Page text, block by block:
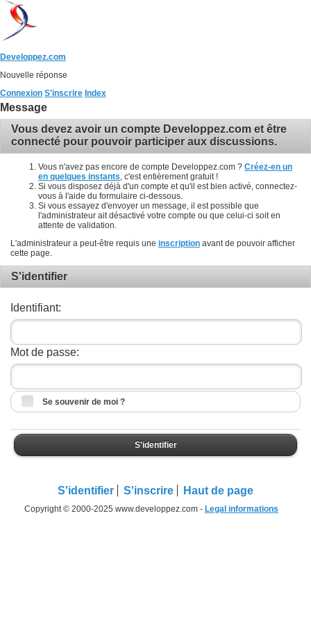
Developpez.com
Nouvelle réponse
Connexion S'inscrire Index
Message
Vous devez avoir un compte Developpez.com et être
connecté pour pouvoir participer aux discussions.
Vous n'avez pas encore de compte Developpez.com ? Créez-en un
en quelques instants , c'est entièrement gratuit !
Si vous disposez déjà d'un compte et qu'il est bien activé, connectez-
vous à l'aide du formulaire ci-dessous.
Si vous essayez d'envoyer un message, il est possible que
l'administrateur ait désactivé votre compte ou que celui-ci soit en
attente de validation.
L'administrateur a peut-être requis une inscription avant de pouvoir afficher
cette page.
S'identifier
Identifiant:
Mot de passe:
Se souvenir de moi ?
S'identifier
S'identifier S'inscrire Haut de page
Copyright © 2000-2025 www.developpez.com - Legal informations